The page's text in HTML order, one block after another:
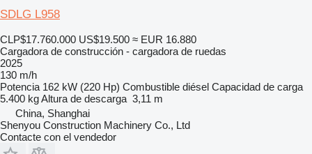
SDLG L958
CLP$17.760.000 US$19.500 ≈ EUR 16.880
Cargadora de construcción - cargadora de ruedas
2025
130 m/h
Potencia 162 kW (220 Hp) Combustible diésel Capacidad de carga
5.400 kgAltura de descarga 3,11 m
China, Shanghai
Shenyou Construction Machinery Co., Ltd
Contacte con el vendedor